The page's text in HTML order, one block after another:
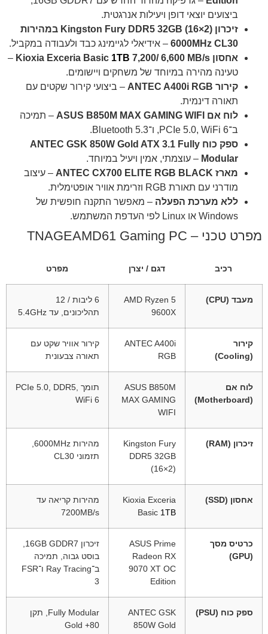
ביצועים יוצאי דופן ויעילות אנרגטית.
זיכרון Kingston Fury DDR5 32GB (16×2) במהירות
‎6000MHz CL30‎ – אידיאלי לגיימינג כבד ולעבודה במקביל.
אחסון Kioxia Exceria Basic
1TB 7,200/ 6,600 MB/s
–
טעינה מהירה במיוחד של משחקים ויישומים.
קירור ANTEC A400i RGB
– ביצועי קירור שקטים עם
תאורה דינמית.
לוח אם ASUS B850M MAX GAMING WIFI
– תמיכה
ב־PCIe 5.0, WiFi 6, ו־Bluetooth 5.3.
ספק כוח ANTEC GSK 850W Gold ATX 3.1 Fully
Modular – עוצמתי, אמין ויעיל במיוחד.
מארז ANTEC CX700 ELITE RGB BLACK
– עיצוב
מודרני עם תאורת RGB וזרימת אוויר אופטימלית.
ללא מערכת הפעלה – מאפשר התקנה חופשית של
Windows או Linux לפי העדפת המשתמש.
מפרט טכני – TNAGEAMD61 Gaming PC
רכיב דגם / יצרן מפרט
מעבד (CPU)
AMD Ryzen 5
9600X
6 ליבות / 12
תהליכונים, עד ‎5.4GHz‎
קירור
(Cooling)
ANTEC A400i
RGB
קירור אוויר שקט עם
תאורה צבעונית
לוח אם
(Motherboard)
ASUS B850M
MAX GAMING
WIFI
תומך PCIe 5.0, DDR5,
WiFi 6
זיכרון (RAM)
Kingston Fury
DDR5 32GB
(16×2)
תזמוני CL30
אחסון (SSD)
Kioxia Exceria
Basic 1TB
מהירות קריאה עד
‎7200MB/s‎
כרטיס מסך
(GPU)
ASUS Prime
Radeon RX
9070 XT OC
Edition
בוסט גבוה, תמיכה
ב־Ray Tracing ו־FSR
3
ספק כוח (PSU)
ANTEC GSK
850W Gold
Fully Modular, תקן
80+ Gold